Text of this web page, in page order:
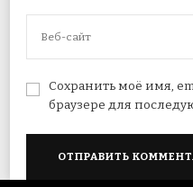
Сохранить моё имя,
браузере для